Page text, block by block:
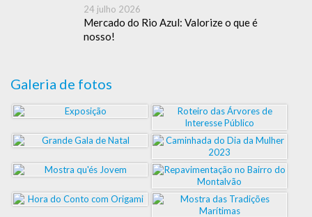
24 julho 2026
Mercado do Rio Azul: Valorize o que é
nosso!
Galeria de fotos